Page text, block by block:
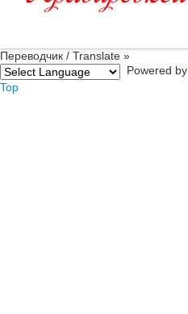
Переводчик / Translate »
Powered by
Top